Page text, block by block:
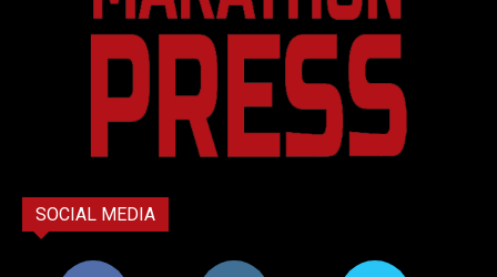
SOCIAL MEDIA